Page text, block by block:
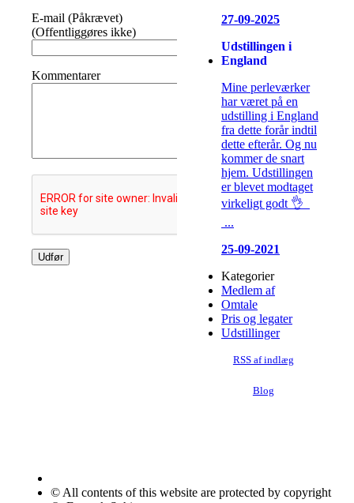
E-mail (Påkrævet)
(Offentliggøres ikke)
Kommentarer
27-09-2025
Udstillingen i
England
Mine perleværker
har været på en
udstilling i England
fra dette forår indtil
dette efterår. Og nu
kommer de snart
hjem. Udstillingen
er blevet modtaget
virkeligt godt 👌
...
25-09-2021
Kategorier
Medlem af
Omtale
Pris og legater
Udstillinger
RSS af indlæg
Blog
© All contents of this website are protected by copyright